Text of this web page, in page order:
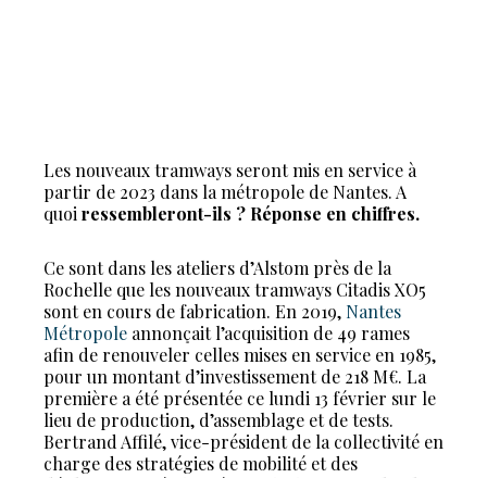
Les nouveaux tramways seront mis en service à
partir de 2023 dans la métropole de Nantes. A
quoi ressembleront-ils ? Réponse en chiffres.
Ce sont dans les ateliers d’Alstom près de la
Rochelle que les nouveaux tramways Citadis XO5
sont en cours de fabrication. En 2019, Nantes
Métropole annonçait l’acquisition de 49 rames
afin de renouveler celles mises en service en 1985,
pour un montant d’investissement de 218 M€. La
première a été présentée ce lundi 13 février sur le
lieu de production, d’assemblage et de tests.
Bertrand Affilé, vice-président de la collectivité en
charge des stratégies de mobilité et des